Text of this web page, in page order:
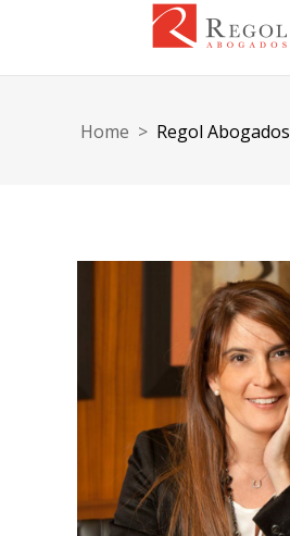
Home > Regol Abogados